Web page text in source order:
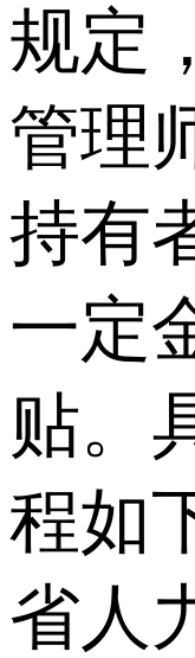
规定
管理
持有
一定
贴。
程如
省人